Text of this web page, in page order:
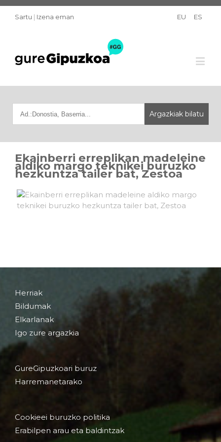
Sartu | Izena eman EU ES
Ekainberri erreplikan madeleine
aldiko margo teknikei buruzko
hezkuntza tailer bat, Zestoa
Herriak
Bildumak
Elkarlanak
Igo zure argazkia
GureGipuzkoari buruz
Harremanetarako
Cookieei buruzko politika
Erabilpen arau eta baldintzak